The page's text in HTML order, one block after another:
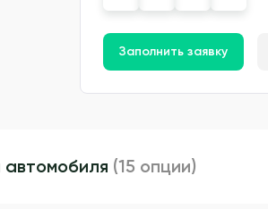
Заполнить заявку
автомобиля (15 опции)